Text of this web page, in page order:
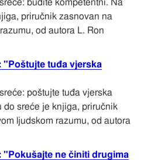
budite kompetentni. Na
priručnik zasnovan na
od autora L. Ron
"Poštujte tuđa vjerska
poštujte tuđa vjerska
do sreće je knjiga, priručnik
ljudskom razumu, od autora
"Pokušajte ne činiti drugima